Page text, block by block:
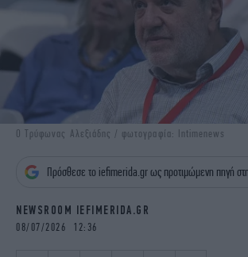
TRAVEL
ΤΕΧΝΟΛΟΓΙΑ
ΥΓΕΙΑ
DESIGN
GREEN
iOPINIONS
OSCARS
THE
Ο Τρύφωνας Αλεξιάδης / φωτογραφία: Intimenews
Πρόσθεσε το iefimerida.gr ως προτιμώμενη πηγή
NEWSROOM IEFIMERIDA.GR
08/07/2026 12:36